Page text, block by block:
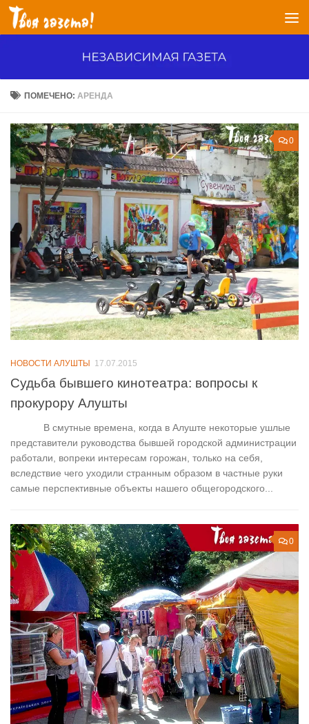
Перейти к содержимому
ПОМЕЧЕНО:АРЕНДА
0
НОВОСТИ АЛУШТЫ 17.07.2015
Судьба бывшего кинотеатра: вопросы к
прокурору Алушты
В смутные времена, когда в Алуште некоторые ушлые
представители руководства бывшей городской администрации
работали, вопреки интересам горожан, только на себя,
вследствие чего уходили странным образом в частные руки
самые перспективные объекты нашего общегородского...
0